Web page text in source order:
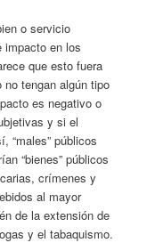
o servicio
en los
que esto fuera
tengan algún tipo
es negativo o
y si el
“males” públicos
“bienes” públicos
crímenes y
al mayor
de la extensión de
y el tabaquismo.